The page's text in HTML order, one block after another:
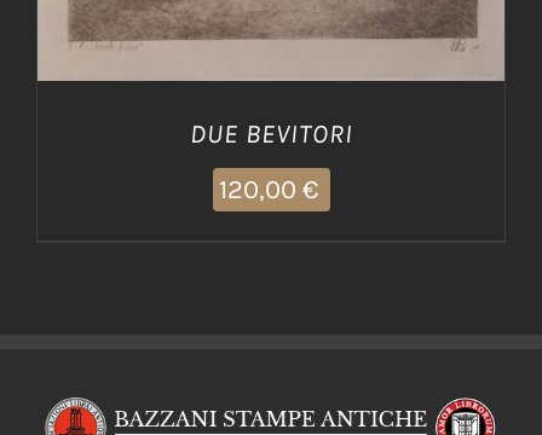
DUE BEVITORI
120,00 €